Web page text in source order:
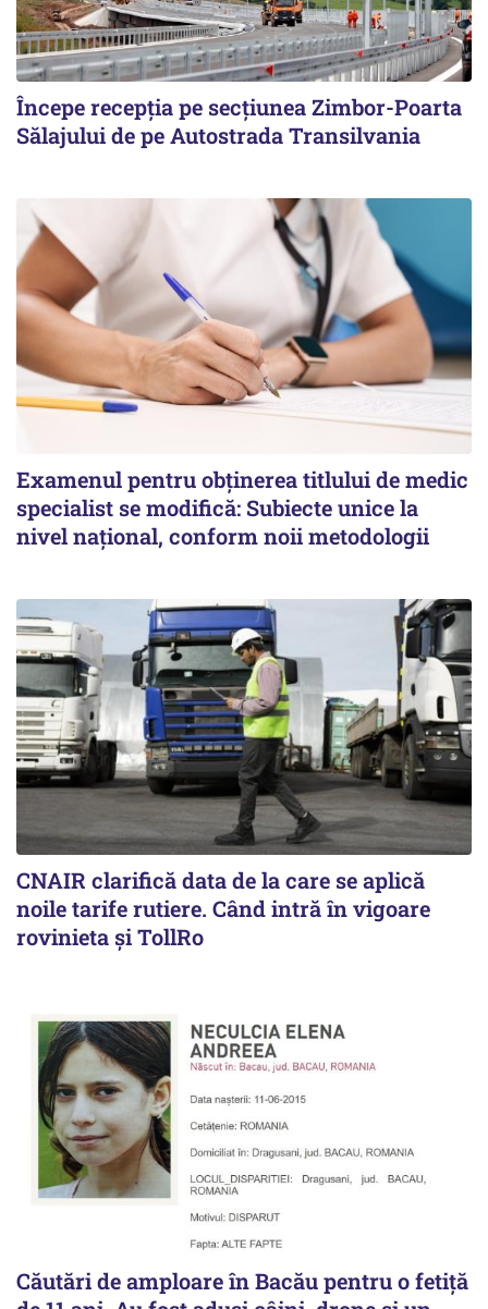
Începe recepţia pe secţiunea Zimbor-Poarta
Sălajului de pe Autostrada Transilvania
Examenul pentru obținerea titlului de medic
specialist se modifică: Subiecte unice la
nivel național, conform noii metodologii
CNAIR clarifică data de la care se aplică
noile tarife rutiere. Când intră în vigoare
rovinieta și TollRo
Căutări de amploare în Bacău pentru o fetiță